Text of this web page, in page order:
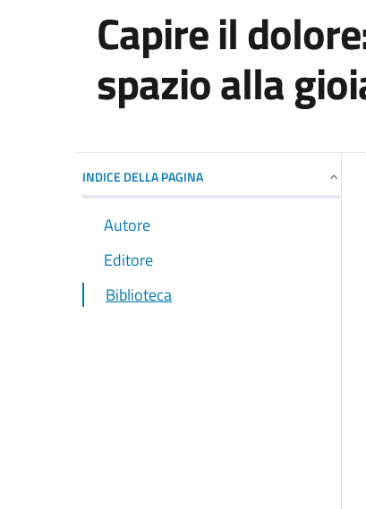
Capire il
spazio alla
INDICE DELLA PAGINA
Autore
Editore
Biblioteca